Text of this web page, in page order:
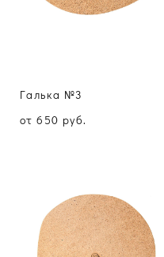
Галька №3
от 650 pуб.